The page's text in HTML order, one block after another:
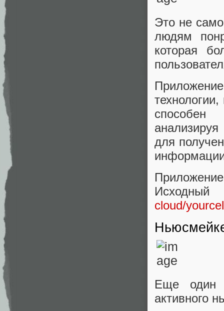
Это не
людям
которая
способен
для
cloud/
Еще один
активного